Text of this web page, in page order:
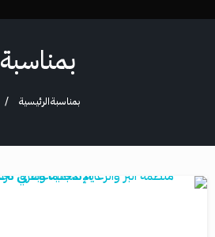
بمناسبة
الرئيسيةبمناسبة